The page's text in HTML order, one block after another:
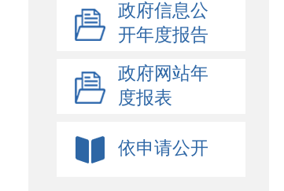
政府信息公
开年度报告
政府网站年
度报表
依申请公开